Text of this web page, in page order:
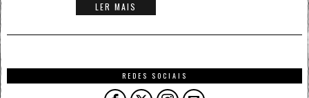
LER MAIS
REDES SOCIAIS